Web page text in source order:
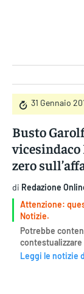
31 Gennaio
Busto
vicesindaco
zero
di Redazione
Attenzione:
Notizie.
Potrebbe
Leggi le notizie